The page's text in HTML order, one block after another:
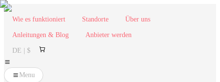
Wie es funktioniert Standorte Über uns
Anleitungen & Blog Anbieter werden
DE | $
Menu